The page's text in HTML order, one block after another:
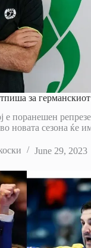
за
поранешен
новата сезона ќе
June 29, 2023